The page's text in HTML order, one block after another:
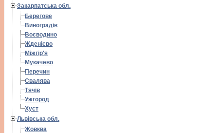
Закарпатська обл.
Берегове
Виноградів
Воєводино
Жденієво
Міжгір'я
Мукачево
Перечин
Свалява
Тячів
Ужгород
Хуст
Львівська обл.
Жовква